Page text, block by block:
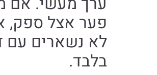
פער אצל ספק,
לא נשארים עם
בלבד.